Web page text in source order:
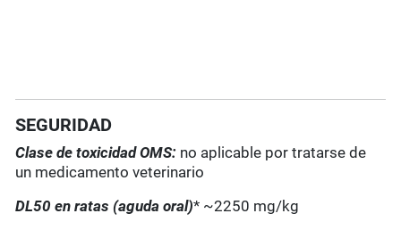
SEGURIDAD
Clase de toxicidad OMS: no aplicable por tratarse de
un medicamento veterinario
DL50 en ratas (aguda oral)* ~2250 mg/kg